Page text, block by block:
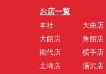
お店一覧
本社
大館店
能代店
土崎店
大曲店
角館店
横手店
湯沢店